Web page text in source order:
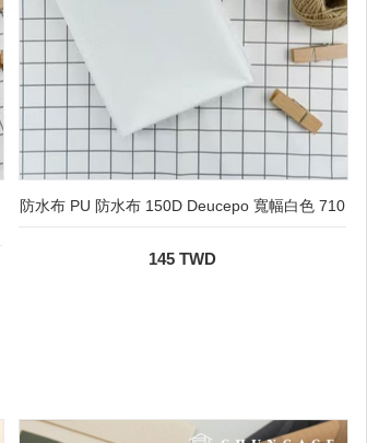
防水布 PU 防水布 150D Deucepo 寬幅白色 710
145 TWD